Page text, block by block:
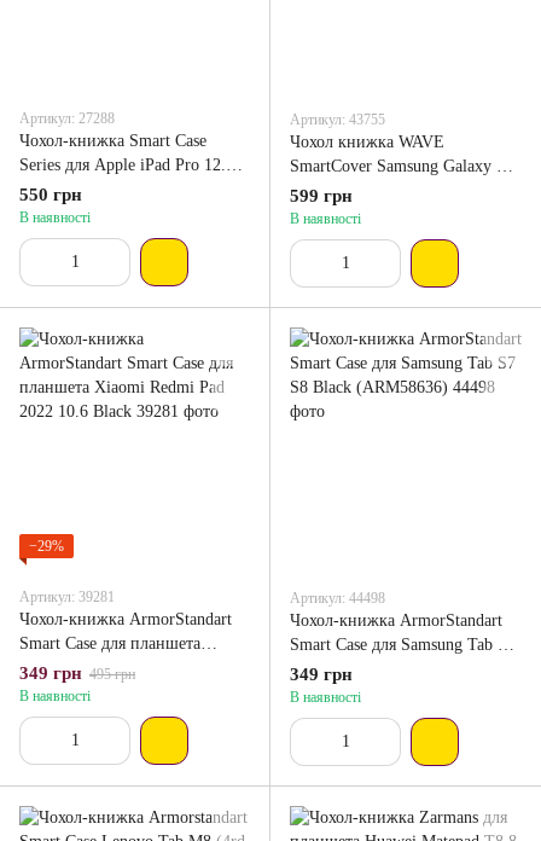
Артикул: 27288
Чохол-книжка Smart Case
Series для Apple iPad Pro 12.9
(2020) Red
550 грн
В наявності
Артикул: 43755
Чохол книжка WAVE
SmartCover Samsung Galaxy Tab
A9 8.7 Pink Send
599 грн
В наявності
−29%
Артикул: 39281
Чохол-книжка ArmorStandart
Smart Case для планшета
Xiaomi Redmi Pad 2022 10.6
Black
349 грн 495 грн
В наявності
Артикул: 44498
Чохол-книжка ArmorStandart
Smart Case для Samsung Tab S7
S8 Black (ARM58636)
349 грн
В наявності